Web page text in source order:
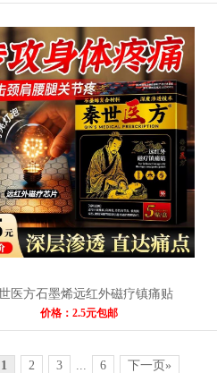
医方石墨烯远红外磁疗镇痛贴
价格：2.5元包邮
1 2 3 6 下一页»